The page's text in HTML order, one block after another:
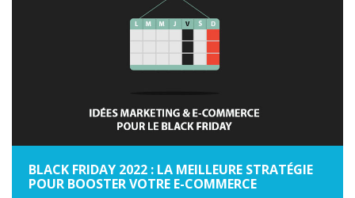
BLACK FRIDAY 2022 : LA MEILLEURE STRATÉGIE
POUR BOOSTER VOTRE E-COMMERCE